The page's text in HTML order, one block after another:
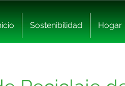
Sostenibilidad Hogar